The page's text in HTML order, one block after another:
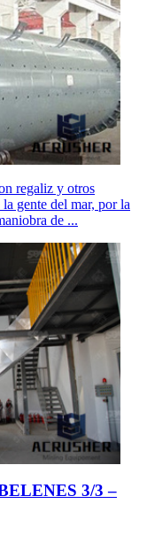
regaliz y otros
gente del mar, por la
de ...
3/3 –